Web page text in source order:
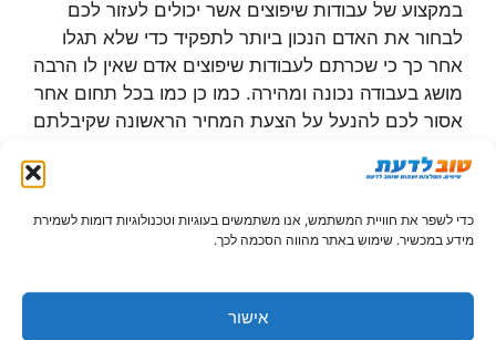
כדי לשפר את חוויית המשתמש, אנו משתמשים בעוגיות וטכנולוגיות דומות לשמירת
מידע במכשיר. שימוש באתר מהווה הסכמה לכך.
אישור
במקצוע של עבודות שיפוצים אשר יכולים לעזור לכם
לבחור את האדם הנכון ביותר לתפקיד כדי שלא תגלו
אחר כך כי שכרתם לעבודות שיפוצים אדם שאין לו הרבה
מושג בעבודה נכונה ומהירה. כמו כן כמו בכל תחום אחר
אסור לכם להנעל על הצעת המחיר הראשונה שקיבלתם
נסו לקבל חוות דעת נוספת ואף שלישית על עבודות
מחיר קרובות יחסית אחת לשנייה אתם תוכלו לדעת כי
לדעת כי לפחות שניים מהשלושה אם לא כולם יודעים
לעשות עבודות שיפוצים בצורה טובה.